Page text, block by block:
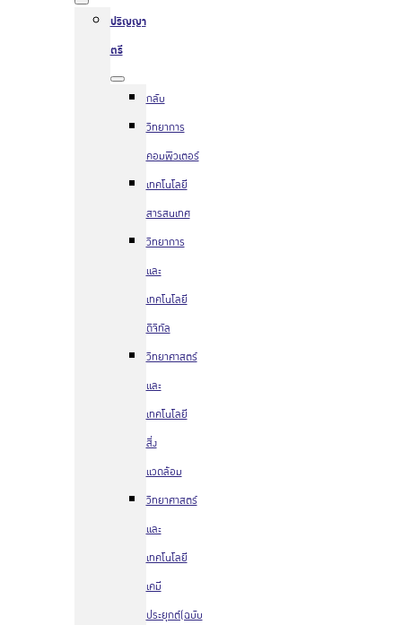
ปริญญา
ตรี
กลับ
วิทยาการ
คอมพิวเตอร์
เทคโนโลยี
สารสนเทศ
วิทยาการ
และ
เทคโนโลยี
ดิจิทัล
วิทยาศาสตร์
และ
เทคโนโลยี
สิ่ง
แวดล้อม
วิทยาศาสตร์
และ
เทคโนโลยี
เคมี
ประยุกต์(ฉบับ